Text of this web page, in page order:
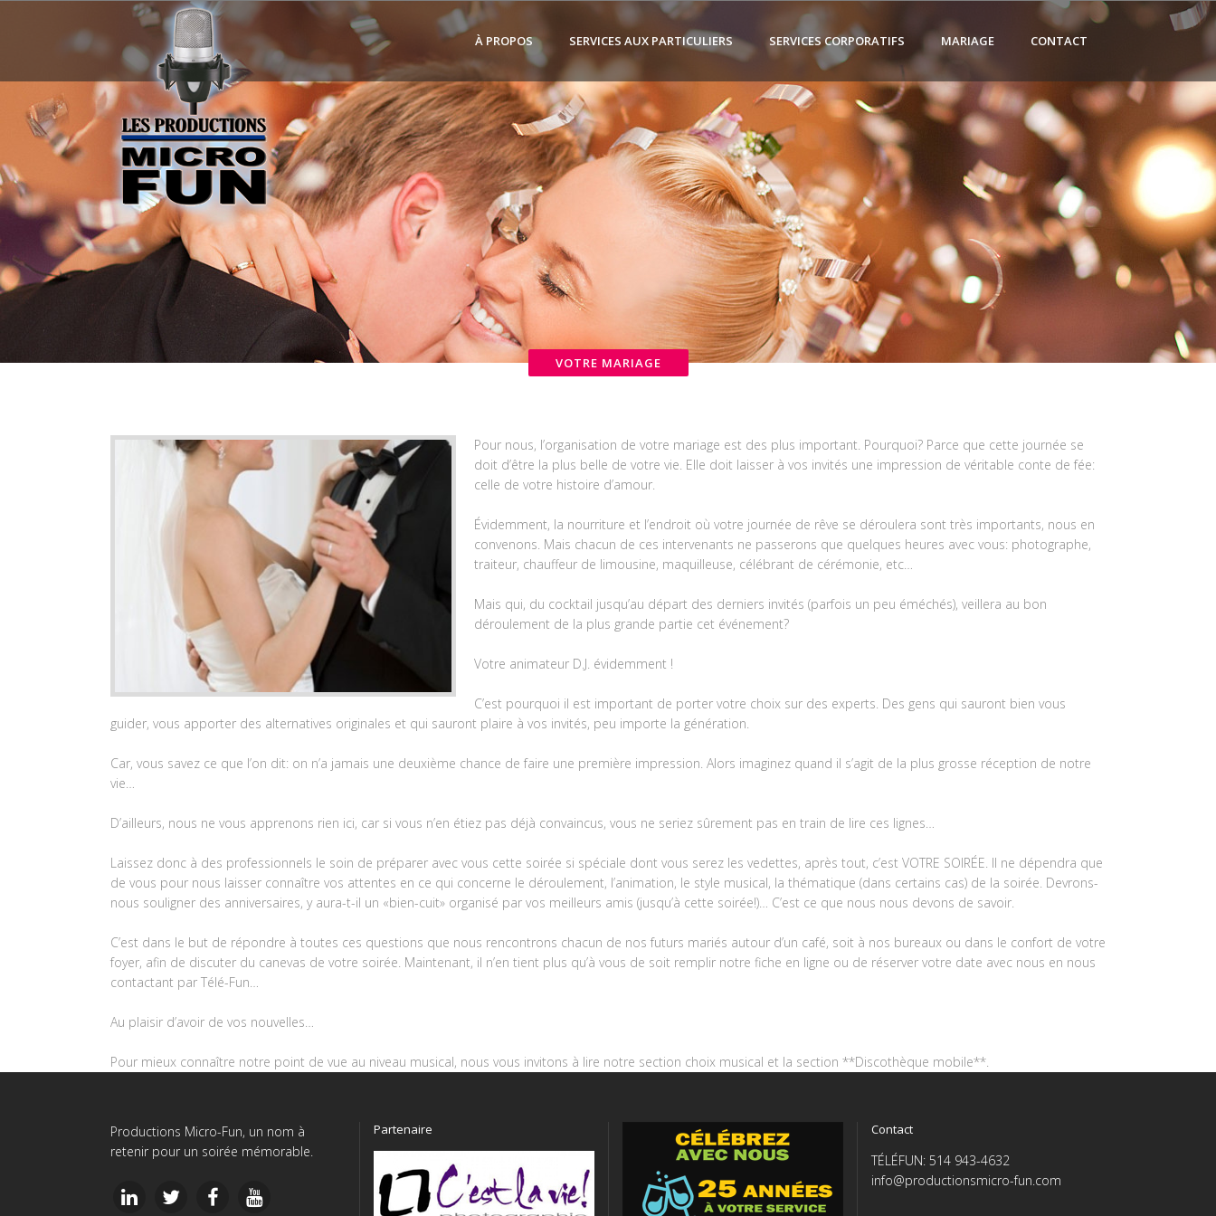
À PROPOS SERVICES AUX PARTICULIERS SERVICES CORPORATIFS MARIAGE CONTACT
VOTRE MARIAGE
Pour nous, l’organisation de votre mariage est des plus important. Pourquoi? Parce que cette journée se
doit d’être la plus belle de votre vie. Elle doit laisser à vos invités une impression de véritable conte de fée:
celle de votre histoire d’amour.
Évidemment, la nourriture et l’endroit où votre journée de rêve se déroulera sont très importants, nous en
convenons. Mais chacun de ces intervenants ne passerons que quelques heures avec vous: photographe,
traiteur, chauffeur de limousine, maquilleuse, célébrant de cérémonie, etc…
Mais qui, du cocktail jusqu’au départ des derniers invités (parfois un peu éméchés), veillera au bon
déroulement de la plus grande partie cet événement?
Votre animateur D.J. évidemment !
C’est pourquoi il est important de porter votre choix sur des experts. Des gens qui sauront bien vous
guider, vous apporter des alternatives originales et qui sauront plaire à vos invités, peu importe la génération.
Car, vous savez ce que l’on dit: on n’a jamais une deuxième chance de faire une première impression. Alors imaginez quand il s’agit de la plus grosse réception de notre
vie…
D’ailleurs, nous ne vous apprenons rien ici, car si vous n’en étiez pas déjà convaincus, vous ne seriez sûrement pas en train de lire ces lignes…
Laissez donc à des professionnels le soin de préparer avec vous cette soirée si spéciale dont vous serez les vedettes, après tout, c’est VOTRE SOIRÉE. Il ne dépendra que
de vous pour nous laisser connaître vos attentes en ce qui concerne le déroulement, l’animation, le style musical, la thématique (dans certains cas) de la soirée. Devrons-
nous souligner des anniversaires, y aura-t-il un «bien-cuit» organisé par vos meilleurs amis (jusqu’à cette soirée!)… C’est ce que nous nous devons de savoir.
C’est dans le but de répondre à toutes ces questions que nous rencontrons chacun de nos futurs mariés autour d’un café, soit à nos bureaux ou dans le confort de votre
foyer, afin de discuter du canevas de votre soirée. Maintenant, il n’en tient plus qu’à vous de soit remplir notre fiche en ligne ou de réserver votre date avec nous en nous
contactant par Télé-Fun…
Au plaisir d’avoir de vos nouvelles…
Pour mieux connaître notre point de vue au niveau musical, nous vous invitons à lire notre section choix musical et la section **Discothèque mobile**.
Productions Micro-Fun, un nom à
retenir pour un soirée mémorable.
Partenaire Contact
TÉLÉFUN: 514 943-4632
info@productionsmicro-fun.com